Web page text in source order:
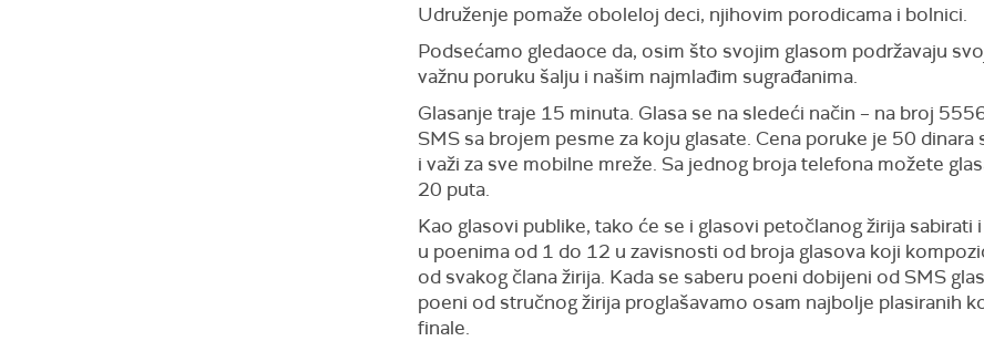
Udruženje pomaže oboleloj deci, njihovim porodicama i bolnici.
Podsećamo gledaoce da, osim što svojim glasom podržavaju
važnu poruku šalju i našim najmlađim sugrađanima.
Glasanje traje 15 minuta. Glasa se na sledeći način – na broj
SMS sa brojem pesme za koju glasate. Cena poruke je 50 dinara
i važi za sve mobilne mreže. Sa jednog broja telefona možete
20 puta.
Kao glasovi publike, tako će se i glasovi petočlanog žirija sabirati
u poenima od 1 do 12 u zavisnosti od broja glasova koji
od svakog člana žirija. Kada se saberu poeni dobijeni od SMS
poeni od stručnog žirija proglašavamo osam najbolje plasiranih
finale.